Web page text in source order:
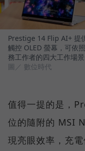
Prestige 14 Flip AI+ 提
觸控 OLED 螢幕，可依
務工作者的四大工作場景
圖／ 數位時代
值得一提的是，
位的隨附的 MSI
現亮眼效率，充